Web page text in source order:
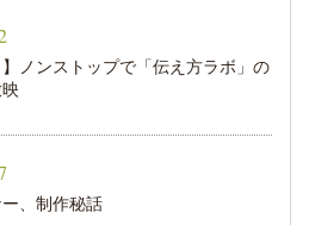
】ノンストップで「伝え方ラボ」の
、制作秘話